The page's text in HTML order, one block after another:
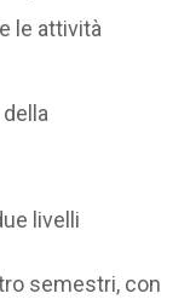
le attività
livelli
semestri, con